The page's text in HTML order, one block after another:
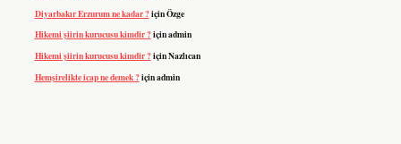
Diyarbakır Erzurum ne kadar ?içinÖzge
Hikemi şiirin kurucusu kimdir ?içinadmin
Hikemi şiirin kurucusu kimdir ?içinNazlıcan
Hemşirelikte icap ne demek ?içinadmin